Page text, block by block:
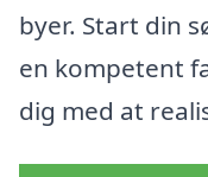
byer. Start din
en kompetent
dig med at